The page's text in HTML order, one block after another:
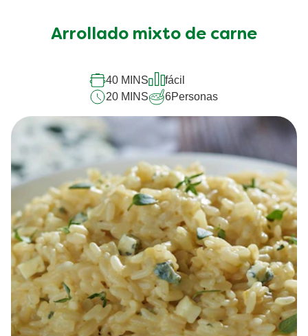
enviado
este
recipe
Arrollado mixto de carne
40 MINS
fácil
20 MINS
6Personas